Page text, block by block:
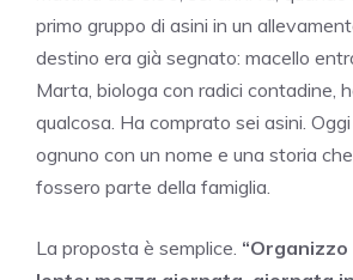
primo gruppo di asini in un
destino era già segnato: macello
Marta, biologa con radici contadine,
qualcosa. Ha comprato sei asini.
ognuno con un nome e una storia
fossero parte della famiglia.
La proposta è semplice.